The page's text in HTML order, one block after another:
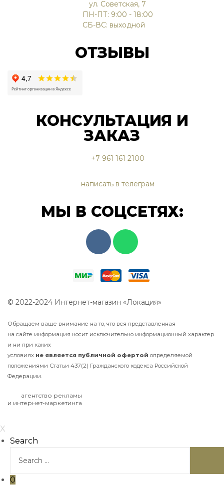
ул. Советская, 7
ПН-ПТ: 9:00 - 18:00
СБ-ВС: выходной
ОТЗЫВЫ
КОНСУЛЬТАЦИЯ И
ЗАКАЗ
+7 961 161 2100
написать в телеграм
МЫ В СОЦСЕТЯХ:
© 2022-2024 Интернет-магазин «Локация»
Обращаем ваше внимание на то, что вся представленная
на сайте информация носит исключительно информационный характер
и ни при каких
условиях не является публичной офертой определяемой
положениями Статьи 437(2) Гражданского кодекса Российской
Федерации.
агентство рекламы
и интернет-маркетинга
X
Search
0